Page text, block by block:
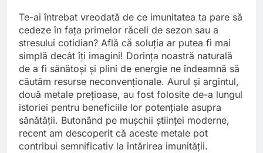
Te-ai întrebat vreodată de ce imunitatea ta pare să
cedeze în fața primelor răceli de sezon sau a
stresului cotidian? Află că soluția ar putea fi mai
simplă decât îți imagini! Dorința noastră naturală
de a fi sănătoși și plini de energie ne îndeamnă să
căutăm resurse neconvenționale. Aurul și argintul,
două metale prețioase, au fost folosite de-a lungul
istoriei pentru beneficiile lor potențiale asupra
sănătății. Butonând pe mușchii științei moderne,
recent am descoperit că aceste metale pot
contribui semnificativ la întărirea imunității.